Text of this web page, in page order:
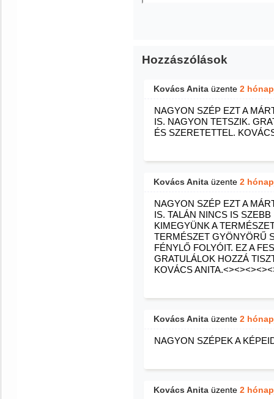
Hozzászólások
Kovács Anita üzente 2
NAGYON SZÉP EZT A
IS. NAGYON TETSZIK.
ÉS SZERETETTEL.
Kovács Anita üzente 2
NAGYON SZÉP EZT A
IS. TALÁN NINCS IS
KIMEGYÜNK A
TERMÉSZET GYÖNYÖRŰ
FÉNYLŐ FOLYÓIT. EZ A
GRATULÁLOK HOZZÁ
KOVÁCS
Kovács Anita üzente 2
NAGYON SZÉPEK A
Kovács Anita üzente 2